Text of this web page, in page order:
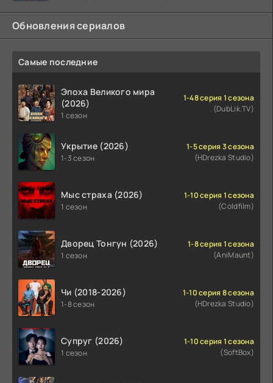
Обновления сериалов
Самые последние
Эпоха Великого мира
(2026)
1 сезон
1-48 серия 1 сезона
(DubLik.TV)
Укрытие (2026)
1-3 сезон
1-5 серия 3 сезона
(HDrezka Studio)
Мыс страха (2026)
1 сезон
1-10 серия 1 сезона
(Coldfilm)
Дворец Тонгун (2026)
1 сезон
1-8 серия 1 сезона
(AniMaunt)
Чи (2018-2026)
1-8 сезон
1-10 серия 8 сезона
(HDrezka Studio)
Супруг (2026)
1 сезон
1-10 серия 1 сезона
(SoftBox)